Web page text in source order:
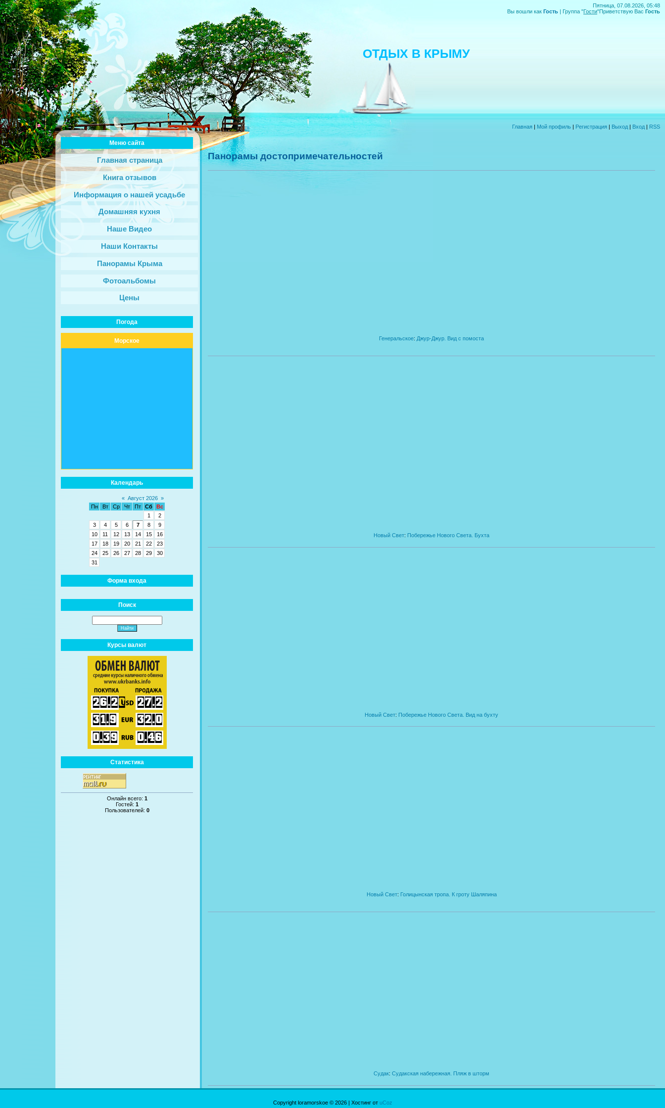
Пятница, 07.08.2026, 05:48
Вы вошли как Гость | Группа "Гости"Приветствую Вас Гость
ОТДЫХ В КРЫМУ
Главная | Мой профиль | Регистрация | Выход | Вход | RSS
Меню сайта
Главная страница
Книга отзывов
Информация о нашей усадьбе
Домашняя кухня
Наше Видео
Наши Контакты
Панорамы Крыма
Фотоальбомы
Цены
Погода
Морское
Календарь
« Август 2026 »
Пн
Вт Ср Чт Пт Сб
Вс
1
2
3
4 5 6 7 8
9
10
11 12 13 14 15
16
17
18 19 20 21 22
23
24
25 26 27 28 29
30
31
Форма входа
Поиск
Курсы валют
Статистика
Онлайн всего: 1
Гостей: 1
Пользователей: 0
Панорамы достопримечательностей
Генеральское: Джур-Джур. Вид с помоста
Новый Свет: Побережье Нового Света. Бухта
Новый Свет: Побережье Нового Света. Вид на бухту
Новый Свет: Голицынская тропа. К гроту Шаляпина
Судак: Судакская набережная. Пляж в шторм
Copyright loramorskoe © 2026| Хостинг от uCoz